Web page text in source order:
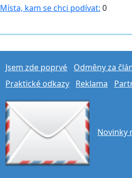
Místa, kam se chci podívat: 0
Jsem zde poprvé
Odměny za
Praktické odkazy
Reklama
Novinky